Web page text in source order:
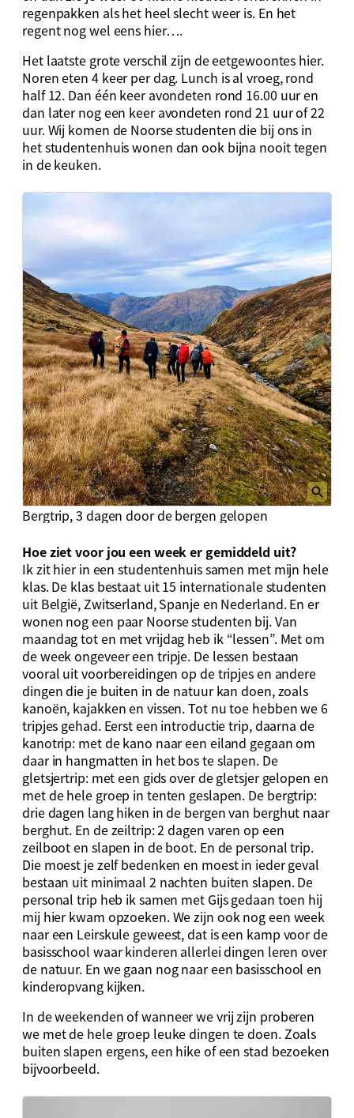
regenpakken als het heel slecht weer is. En het
regent nog wel eens hier….
Het laatste grote verschil zijn de eetgewoontes hier.
Noren eten 4 keer per dag. Lunch is al vroeg, rond
half 12. Dan één keer avondeten rond 16.00 uur en
dan later nog een keer avondeten rond 21 uur of 22
uur. Wij komen de Noorse studenten die bij ons in
het studentenhuis wonen dan ook bijna nooit tegen
in de keuken.
Bergtrip, 3 dagen door de bergen gelopen
Hoe ziet voor jou een week er gemiddeld uit?
Ik zit hier in een studentenhuis samen met mijn hele
klas. De klas bestaat uit 15 internationale studenten
uit België, Zwitserland, Spanje en Nederland. En er
wonen nog een paar Noorse studenten bij. Van
maandag tot en met vrijdag heb ik “lessen”. Met om
de week ongeveer een tripje. De lessen bestaan
vooral uit voorbereidingen op de tripjes en andere
dingen die je buiten in de natuur kan doen, zoals
kanoën, kajakken en vissen. Tot nu toe hebben we 6
tripjes gehad. Eerst een introductie trip, daarna de
kanotrip: met de kano naar een eiland gegaan om
daar in hangmatten in het bos te slapen. De
gletsjertrip: met een gids over de gletsjer gelopen en
met de hele groep in tenten geslapen. De bergtrip:
drie dagen lang hiken in de bergen van berghut naar
berghut. En de zeiltrip: 2 dagen varen op een
zeilboot en slapen in de boot. En de personal trip.
Die moest je zelf bedenken en moest in ieder geval
bestaan uit minimaal 2 nachten buiten slapen. De
personal trip heb ik samen met Gijs gedaan toen hij
mij hier kwam opzoeken. We zijn ook nog een week
naar een Leirskule geweest, dat is een kamp voor de
basisschool waar kinderen allerlei dingen leren over
de natuur. En we gaan nog naar een basisschool en
kinderopvang kijken.
In de weekenden of wanneer we vrij zijn proberen
we met de hele groep leuke dingen te doen. Zoals
buiten slapen ergens, een hike of een stad bezoeken
bijvoorbeeld.